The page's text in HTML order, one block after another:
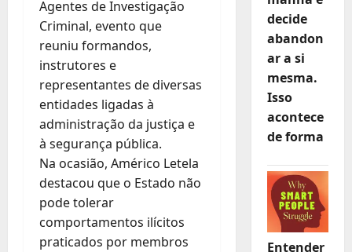
Agentes de Investigação
Criminal, evento que
reuniu formandos,
instrutores e
representantes de diversas
entidades ligadas à
administração da justiça e
à segurança pública.
Na ocasião, Américo Letela
destacou que o Estado não
pode tolerar
comportamentos ilícitos
praticados por membros
decide
abandon
ar a si
mesma.
Isso
acontece
de forma
Entender